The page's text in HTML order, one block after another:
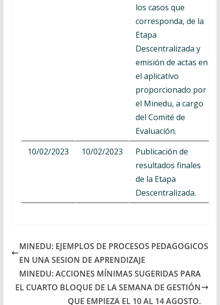
los casos que
corresponda, de la
Etapa
Descentralizada y
emisión de actas en
el aplicativo
proporcionado por
el Minedu, a cargo
del Comité de
Evaluación.
10/02/2023
10/02/2023
Publicación de
resultados finales
de la Etapa
Descentralizada.
MINEDU: EJEMPLOS DE PROCESOS PEDAGOGICOS
EN UNA SESION DE APRENDIZAJE
MINEDU: ACCIONES MÍNIMAS SUGERIDAS PARA
EL CUARTO BLOQUE DE LA SEMANA DE GESTIÓN
QUE EMPIEZA EL 10 AL 14 AGOSTO.